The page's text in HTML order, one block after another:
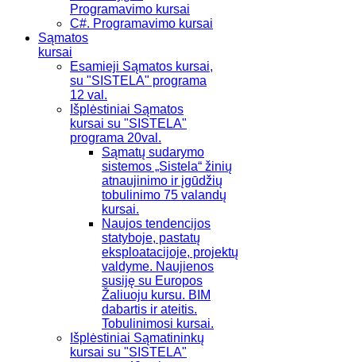
Programavimo kursai
C#. Programavimo kursai
Sąmatos
kursai
Esamieji Sąmatos kursai,
su "SISTELA" programa
12 val.
Išplėstiniai Sąmatos
kursai su "SISTELA"
programa 20val.
Sąmatų sudarymo
sistemos „Sistela“ žinių
atnaujinimo ir įgūdžių
tobulinimo 75 valandų
kursai.
Naujos tendencijos
statyboje, pastatų
eksploatacijoje, projektų
valdyme. Naujienos
susiję su Europos
Žaliuoju kursu. BIM
dabartis ir ateitis.
Tobulinimosi kursai.
Išplėstiniai Sąmatininkų
kursai su "SISTELA"